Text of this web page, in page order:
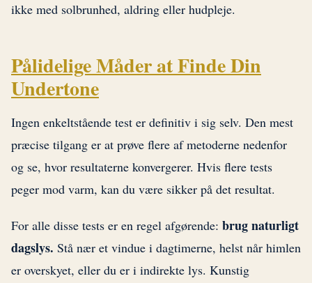
ikke med solbrunhed, aldring eller hudpleje.
Pålidelige Måder at Finde Din
Undertone
Ingen enkeltstående test er definitiv i sig selv. Den mest
præcise tilgang er at prøve flere af metoderne nedenfor
og se, hvor resultaterne konvergerer. Hvis flere tests
peger mod varm, kan du være sikker på det resultat.
For alle disse tests er en regel afgørende: brug naturligt
dagslys. Stå nær et vindue i dagtimerne, helst når himlen
er overskyet, eller du er i indirekte lys. Kunstig